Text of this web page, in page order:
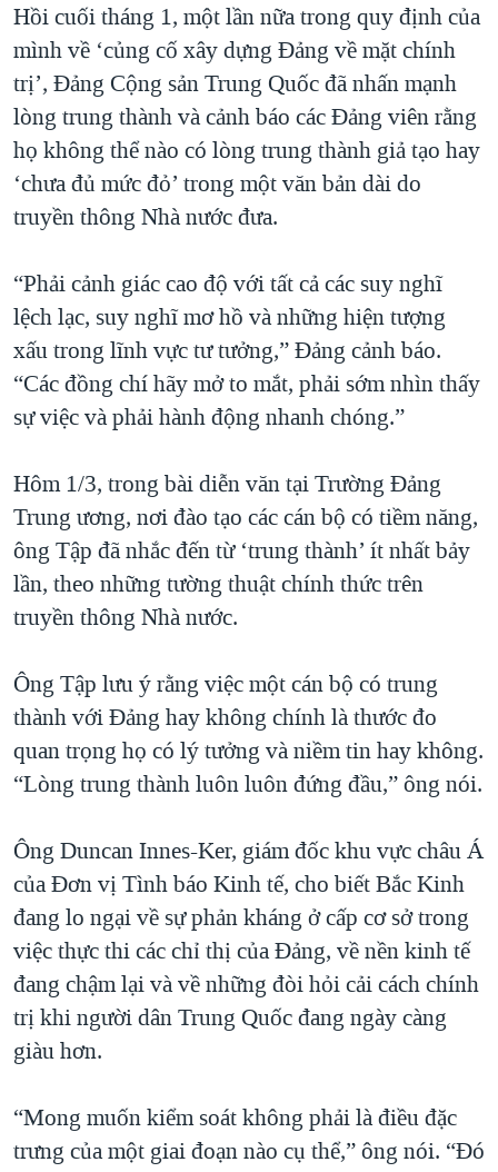
Hồi cuối tháng 1, một lần nữa trong quy định của
mình về ‘củng cố xây dựng Đảng về mặt chính
trị’, Đảng Cộng sản Trung Quốc đã nhấn mạnh
lòng trung thành và cảnh báo các Đảng viên rằng
họ không thể nào có lòng trung thành giả tạo hay
‘chưa đủ mức đỏ’ trong một văn bản dài do
truyền thông Nhà nước đưa.
“Phải cảnh giác cao độ với tất cả các suy nghĩ
lệch lạc, suy nghĩ mơ hồ và những hiện tượng
xấu trong lĩnh vực tư tưởng,” Đảng cảnh báo.
“Các đồng chí hãy mở to mắt, phải sớm nhìn thấy
sự việc và phải hành động nhanh chóng.”
Hôm 1/3, trong bài diễn văn tại Trường Đảng
Trung ương, nơi đào tạo các cán bộ có tiềm năng,
ông Tập đã nhắc đến từ ‘trung thành’ ít nhất bảy
lần, theo những tường thuật chính thức trên
truyền thông Nhà nước.
Ông Tập lưu ý rằng việc một cán bộ có trung
thành với Đảng hay không chính là thước đo
quan trọng họ có lý tưởng và niềm tin hay không.
“Lòng trung thành luôn luôn đứng đầu,” ông nói.
Ông Duncan Innes-Ker, giám đốc khu vực châu Á
của Đơn vị Tình báo Kinh tế, cho biết Bắc Kinh
đang lo ngại về sự phản kháng ở cấp cơ sở trong
việc thực thi các chỉ thị của Đảng, về nền kinh tế
đang chậm lại và về những đòi hỏi cải cách chính
trị khi người dân Trung Quốc đang ngày càng
giàu hơn.
“Mong muốn kiểm soát không phải là điều đặc
trưng của một giai đoạn nào cụ thể,” ông nói. “Đó